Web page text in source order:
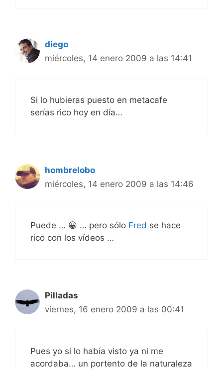
diego
miércoles, 14 enero 2009 a las 14:41
Si lo hubieras puesto en metacafe
serías rico hoy en día…
hombrelobo
miércoles, 14 enero 2009 a las 14:46
Puede … 😀 … pero sólo Fred se hace
rico con los vídeos …
Pilladas
viernes, 16 enero 2009 a las 00:41
Pues yo si lo había visto ya ni me
acordaba… un portento de la naturaleza